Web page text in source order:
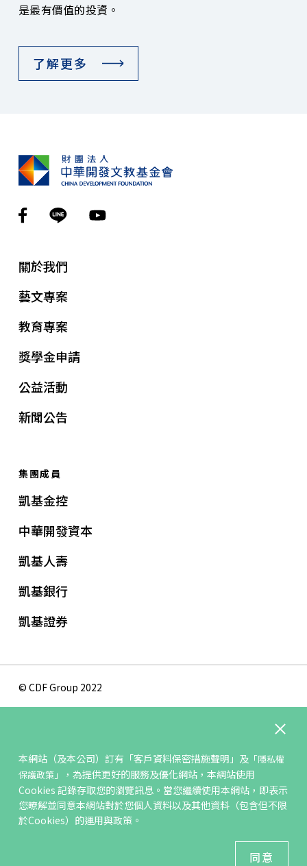
是最有價值的投資。
了解更多
本網站（及本公司）訂有 「客戶資料保密措施聲明」 及「隱私權
保護政策」
，為提供更好的服務及優化網站，本網站使用
Cookies 記錄存取您的瀏覽訊息。當您繼續使用本網站，即表示
您暸解並同意本網站對於您個人資料以及其他資料（包含但不限
於Cookies）的運用與政策。
同意
關於我們
藝文專案
教育專案
獎學金申請
公益活動
新聞公告
集團成員
凱基金控
中華開發資本
凱基人壽
凱基銀行
凱基證券
© CDF Group 2022
網站地圖
聯絡我們